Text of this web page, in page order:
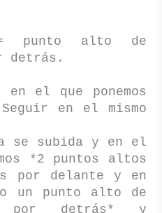
punto alto de
detrás.
el que ponemos
en el mismo
se subida y en el
*2 puntos altos
por delante y en
un punto alto de
por detrás* y